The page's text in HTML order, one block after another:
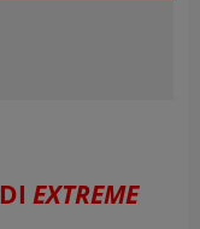
EXTREME